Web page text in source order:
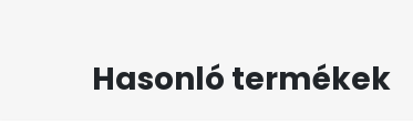
Hasonló termékek